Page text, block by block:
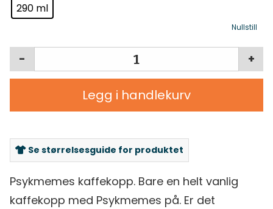
290 ml
Nullstill
+
-
Legg i handlekurv
Se størrelsesguide for produktet
Psykmemes kaffekopp. Bare en helt vanlig
kaffekopp med Psykmemes på. Er det